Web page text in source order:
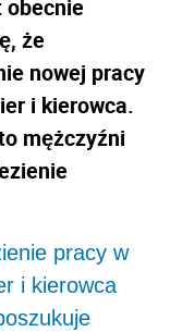
obecnie
że
nowej pracy
i kierowca.
mężczyźni
pracy w
i kierowca